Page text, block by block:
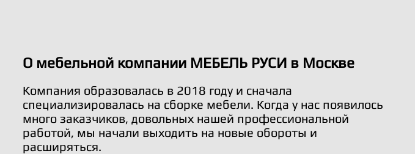
О мебельной компании МЕБЕЛЬ РУСИ в Москве
Компания образовалась в 2018 году и сначала
специализировалась на сборке мебели. Когда у нас появилось
много заказчиков, довольных нашей профессиональной
работой, мы начали выходить на новые обороты и
расширяться.